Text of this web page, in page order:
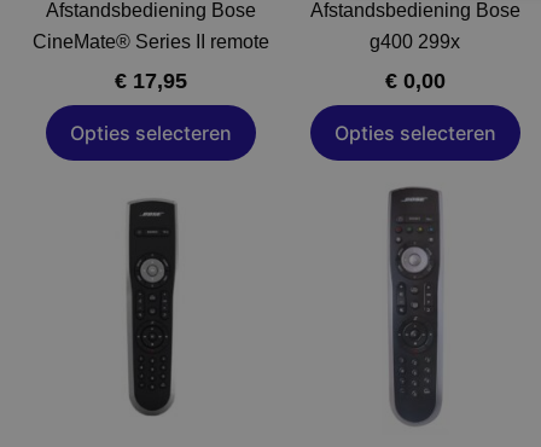
Afstandsbediening Bose
CineMate® Series II remote
€17,95
Opties selecteren
worden
de
productpagina
Afstandsbediening Bose
g400 299x
€0,00
Opties selecteren
worden
de
productpagina
Dit
product
heeft
meerdere
variaties.
Deze
optie
kan
Dit
product
heeft
meerdere
variaties.
Deze
optie
kan